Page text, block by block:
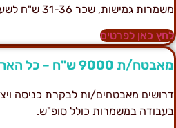
גמישות, שכר 31-36 ש"ח לשעה.
כאן לפרטים
ת 9000 ש"ח – כל הארץ
במשמרות כולל סופ"ש.